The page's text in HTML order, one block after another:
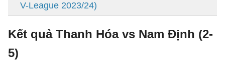
V-League 2023/24)
Kết quả Thanh Hóa vs Nam Định (2-
5)